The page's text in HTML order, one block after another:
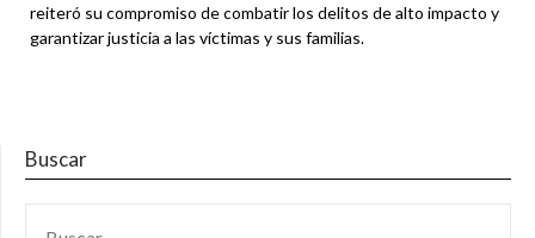
reiteró su compromiso de combatir los delitos de alto impacto y
garantizar justicia a las víctimas y sus familias.
Buscar